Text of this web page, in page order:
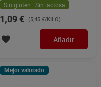
Sin gluten | Sin lactosa
1,09 € (5,45 €/KILO)
Añadir
Mejor valorado